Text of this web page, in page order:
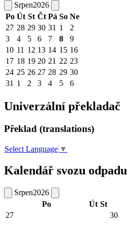
Srpen2026
Po Út St Čt Pá So Ne
27 28 29 30 31 1
2
3
4 5 6 7 8
9
10 11 12 13 14 15 16
17 18 19 20 21 22 23
24 25 26 27 28 29 30
31 1 2 3 4 5 6
Univerzální překladač
Překlad (translations)
Select Language ▼
Kalendář svozu odpadu
Srpen2026
Po
Út St
27
30